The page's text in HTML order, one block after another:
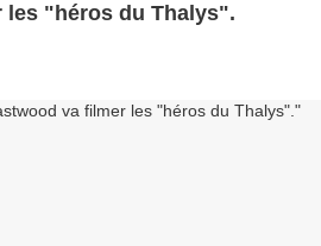
les "héros du Thalys".